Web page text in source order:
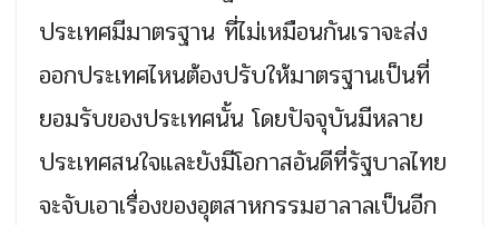
ประเทศมีมาตรฐาน ที่ไม่เหมือนกันเราจะส่ง
ออกประเทศไหนต้องปรับให้มาตรฐานเป็นที่
ยอมรับของประเทศนั้น โดยปัจจุบันมีหลาย
ประเทศสนใจและยังมีโอกาสอันดีที่รัฐบาลไทย
จะจับเอาเรื่องของอุตสาหกรรมฮาลาลเป็นอีก